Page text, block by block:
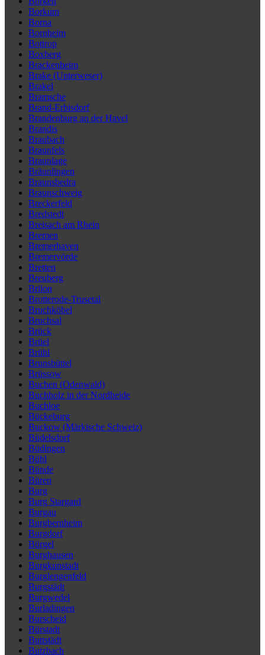
Borkum
Borna
Bornheim
Bottrop
Boxberg
Brackenheim
Brake (Unterweser)
Brakel
Bramsche
Brand-Erbisdorf
Brandenburg an der Havel
Brandis
Braubach
Braunfels
Braunlage
Bräunlingen
Braunsbedra
Braunschweig
Breckerfeld
Bredstedt
Breisach am Rhein
Bremen
Bremerhaven
Bremervörde
Bretten
Breuberg
Brilon
Brotterode-Trusetal
Bruchköbel
Bruchsal
Brück
Brüel
Brühl
Brunsbüttel
Brüssow
Buchen (Odenwald)
Buchholz in der Nordheide
Buchloe
Bückeburg
Buckow (Märkische Schweiz)
Büdelsdorf
Büdingen
Bühl
Bünde
Büren
Burg
Burg Stargard
Burgau
Burgbernheim
Burgdorf
Bürgel
Burghausen
Burgkunstadt
Burglengenfeld
Burgstädt
Burgwedel
Burladingen
Burscheid
Bürstadt
Buttstädt
Butzbach